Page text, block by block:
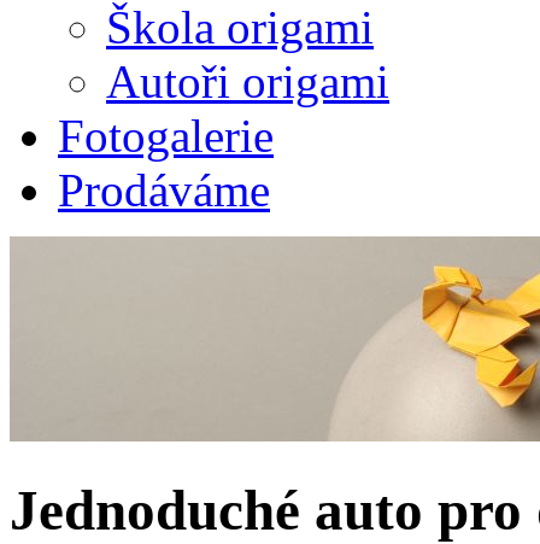
Škola origami
Autoři origami
Fotogalerie
Prodáváme
Jednoduché auto pro